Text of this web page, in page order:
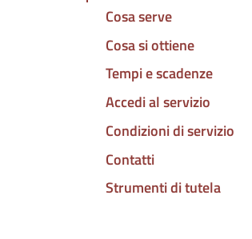
Cosa serve
Cosa si ottiene
Tempi e scadenze
Accedi al servizio
Condizioni di servizio
Contatti
Strumenti di tutela